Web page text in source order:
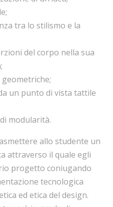
tra lo stilismo e la
del corpo nella sua
geometriche;
un punto di vista tattile
modularità.
allo studente un
attraverso il quale egli
progetto coniugando
tecnologica
ed etica del design.